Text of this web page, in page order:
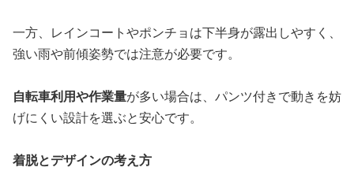
一方、レインコートやポンチョは下半身が露出しやすく、
強い雨や前傾姿勢では注意が必要です。
自転車利用や作業量が多い場合は、パンツ付きで動きを妨
げにくい設計を選ぶと安心です。
着脱とデザインの考え方